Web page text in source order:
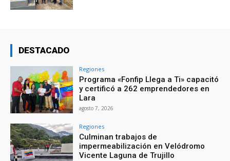
DESTACADO
Regiones
Programa «Fonfip Llega a Ti» capacitó
y certificó a 262 emprendedores en
Lara
agosto 7, 2026
Regiones
Culminan trabajos de
impermeabilización en Velódromo
Vicente Laguna de Trujillo